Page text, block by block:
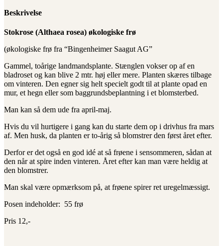
Økologiske/Demeter
frø
Beskrivelse
Stokrose (Althaea rosea) økologiske frø
(økologiske frø fra “Bingenheimer Saagut AG”
Gammel, toårige landmandsplante. Stænglen vokser op af en
bladroset og kan blive 2 mtr. høj eller mere. Planten skæres tilbage
om vinteren. Den egner sig helt specielt godt til at plante opad en
mur, et hegn eller som baggrundsbeplantning i et blomsterbed.
Man kan så dem ude fra april-maj.
Hvis du vil hurtigere i gang kan du starte dem op i drivhus fra mars
af. Men husk, da planten er to-årig så blomstrer den først året efter.
Derfor er det også en god idé at så frøene i sensommeren, sådan at
den når at spire inden vinteren. Året efter kan man være heldig at
den blomstrer.
Man skal være opmærksom på, at frøene spirer ret uregelmæssigt.
Posen indeholder: 55 frø
Pris 12,-